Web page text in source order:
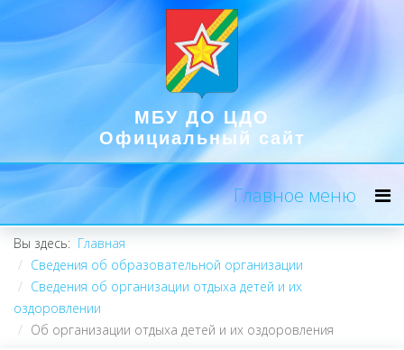
МБУ ДО ЦДО
Официальный сайт
Главное меню
Вы здесь: Главная
Сведения об образовательной организации
Сведения об организации отдыха детей и их
оздоровлении
Об организации отдыха детей и их оздоровления